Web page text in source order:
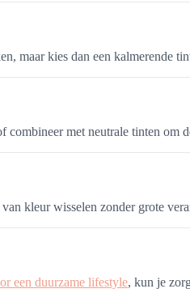
maar kies dan een kalmerende
met neutrale tinten om
kleur wisselen zonder grote
een duurzame lifestyle, kun je